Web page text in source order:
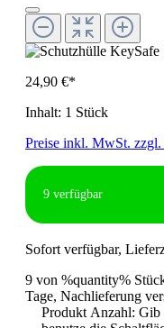
24,90 €*
Inhalt: 1 Stück
Preise inkl. MwSt. zzgl.
9 verfügbar
Sofort verfügbar,
9 von %quantity%
Tage, Nachlieferung
Produkt Anzahl: Gib